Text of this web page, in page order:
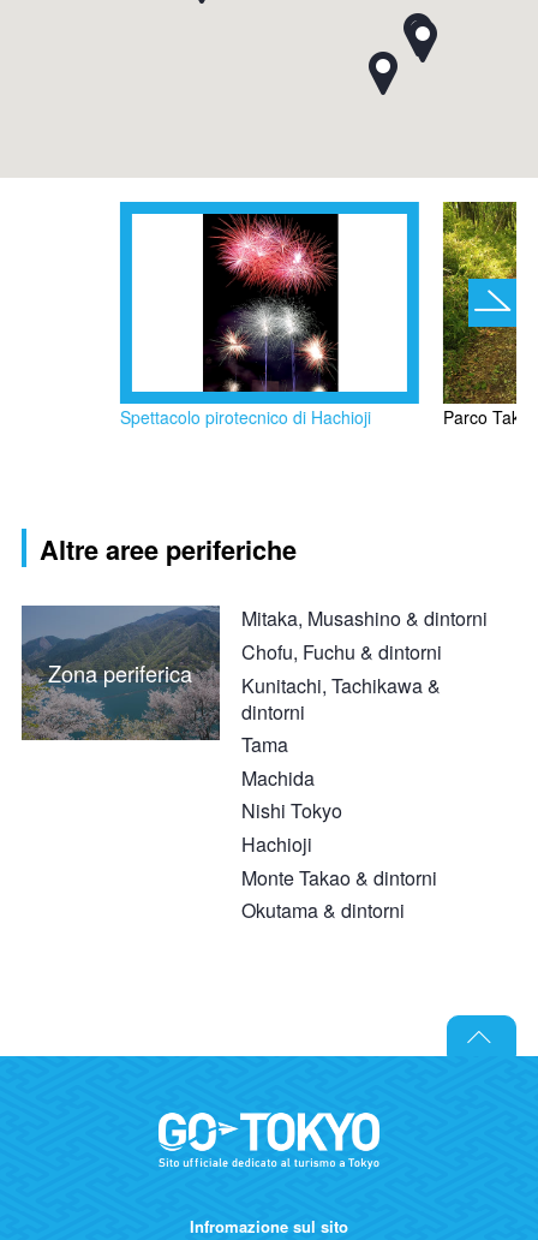
Spettacolo pirotecnico di Hachioji Parco
Altre aree periferiche
Zona periferica
Mitaka, Musashino & dintorni
Chofu, Fuchu & dintorni
Kunitachi, Tachikawa &
dintorni
Tama
Machida
Nishi Tokyo
Hachioji
Monte Takao & dintorni
Okutama & dintorni
Infromazione sul sito